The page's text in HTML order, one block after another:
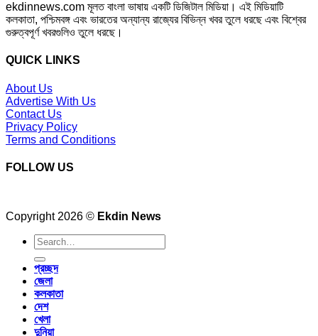
ekdinnews.com মূলত বাংলা ভাষায় একটি ডিজিটাল মিডিয়া। এই মিডিয়াটি
কলকাতা, পশ্চিমবঙ্গ এবং ভারতের অন্যান্য রাজ্যের বিভিন্ন খবর তুলে ধরছে এবং বিশ্বের
গুরুত্বপূর্ণ খবরগুলিও তুলে ধরছে।
QUICK LINKS
About Us
Advertise With Us
Contact Us
Privacy Policy
Terms and Conditions
FOLLOW US
Copyright 2026 © Ekdin News
প্রচ্ছদ
জেলা
কলকাতা
দেশ
খেলা
দুনিয়া